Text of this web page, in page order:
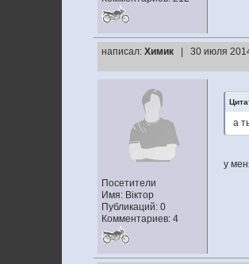
написал: Химик | 30 июля
Посетители
Имя: Віктор
Публикаций: 0
Комментариев: 4
а
у